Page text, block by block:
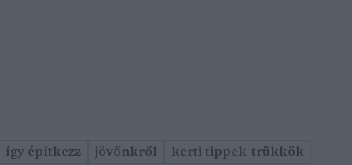
így építkezz jövőnkről kerti tippek-trükkök